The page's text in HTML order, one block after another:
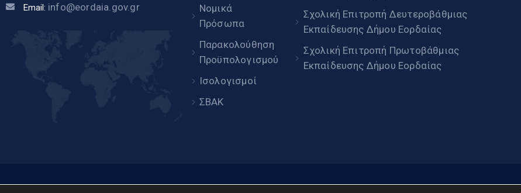
Email: info@eordaia.gov.gr
Νομικά
Πρόσωπα
Παρακολούθηση
Προϋπολογισμού
Ισολογισμοί
ΣΒΑΚ
Σχολική Επιτροπή Δευτεροβάθμιας
Εκπαίδευσης Δήμου Εορδαίας
Σχολική Επιτροπή Πρωτοβάθμιας
Εκπαίδευσης Δήμου Εορδαίας